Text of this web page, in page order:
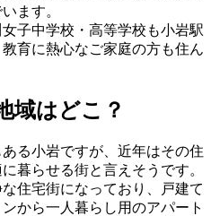
ます。
子中学校・高等学校も小岩駅
育に熱心なご家庭の方も住ん
域はどこ？
る小岩ですが、近年はその住
暮らせる街と言えそうです。
住宅街になっており、戸建て
から一人暮らし用のアパート